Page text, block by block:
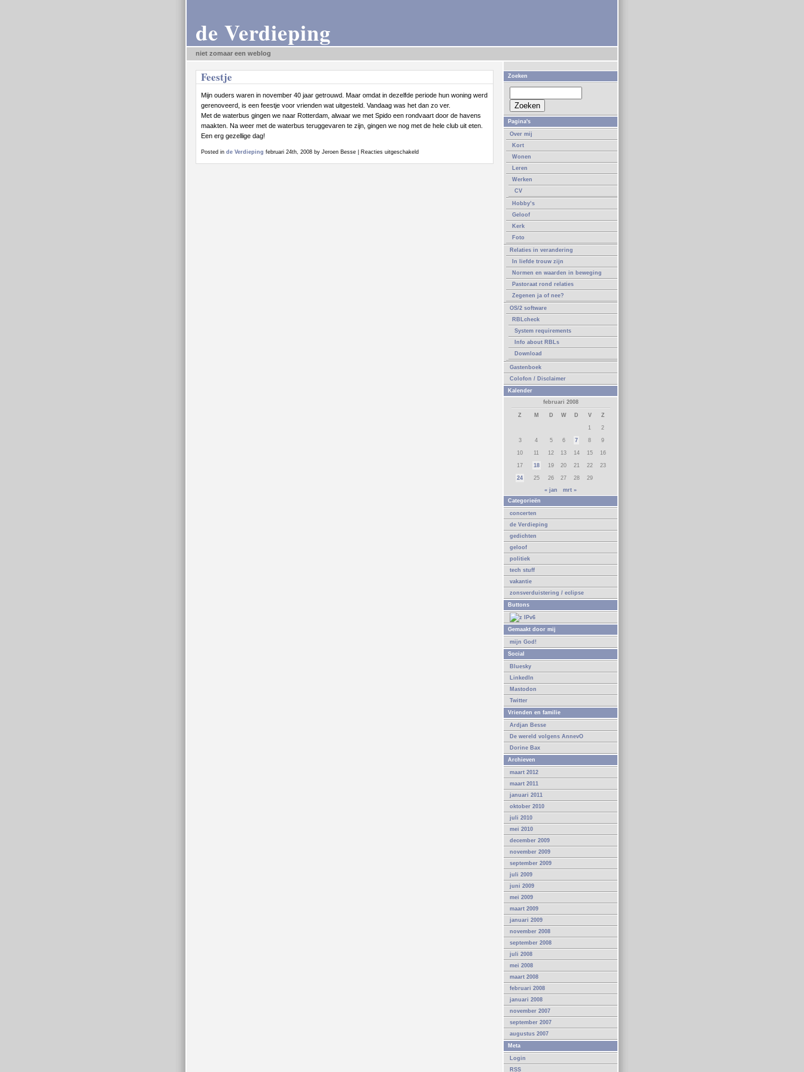
de Verdieping
niet zomaar een weblog
Zoeken
Pagina's
Over mij
Kort
Wonen
Leren
Werken
CV
Hobby’s
Geloof
Kerk
Foto
Relaties in verandering
In liefde trouw zijn
Normen en waarden in beweging
Pastoraat rond relaties
Zegenen ja of nee?
OS/2 software
RBLcheck
System requirements
Info about RBLs
Download
Gastenboek
Colofon / Disclaimer
Kalender
februari 2008
Z M D W D V Z
1 2
3 4 5 6 7 8 9
10 11 12 13 14 15 16
17 18 19 20 21 22 23
24 25 26 27 28
29
« jan
mrt »
Categorieën
concerten
de Verdieping
gedichten
geloof
politiek
tech stuff
vakantie
zonsverduistering / eclipse
Buttons
Gemaakt door mij
mijn God!
Social
Bluesky
LinkedIn
Mastodon
Twitter
Vrienden en familie
Ardjan Besse
De wereld volgens AnnevO
Dorine Bax
Archieven
maart 2012
maart 2011
januari 2011
oktober 2010
juli 2010
mei 2010
december 2009
november 2009
september 2009
juli 2009
juni 2009
mei 2009
maart 2009
januari 2009
november 2008
september 2008
juli 2008
mei 2008
maart 2008
februari 2008
januari 2008
november 2007
september 2007
augustus 2007
Meta
Login
RSS
Feestje
Mijn ouders waren in november 40 jaar getrouwd. Maar omdat in dezelfde periode hun woning werd
gerenoveerd, is een feestje voor vrienden wat uitgesteld. Vandaag was het dan zo ver.
Met de waterbus gingen we naar Rotterdam, alwaar we met Spido een rondvaart door de havens
maakten. Na weer met de waterbus teruggevaren te zijn, gingen we nog met de hele club uit eten.
Een erg gezellige dag!
Posted in de Verdieping februari 24th, 2008 by Jeroen Besse | Reacties uitgeschakeldvoor